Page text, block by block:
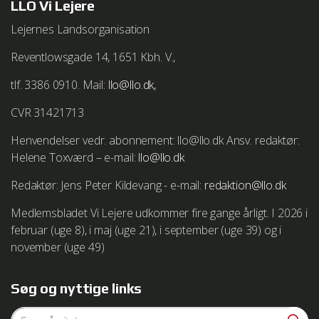
LLO Vi Lejere
Lejernes Landsorganisation
Reventlowsgade 14, 1651 Kbh. V.,
tlf. 3386 0910. Mail: llo@llo.dk,
CVR 31421713
Henvendelser vedr. abonnement: llo@llo.dk Ansv. redaktør:
Helene Toxværd – e-mail: llo@llo.dk
Redaktør: Jens Peter Kildevang - e-mail: redaktion@llo.dk
Medlemsbladet Vi Lejere udkommer fire gange årligt. I 2026 i
februar (uge 8), i maj (uge 21), i september (uge 39) og i
november (uge 49)
Søg og nyttige links